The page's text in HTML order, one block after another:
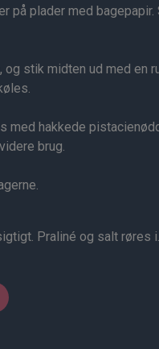
på plader med
stik midten ud med en
med hakkede
brug.
Praliné og salt røres